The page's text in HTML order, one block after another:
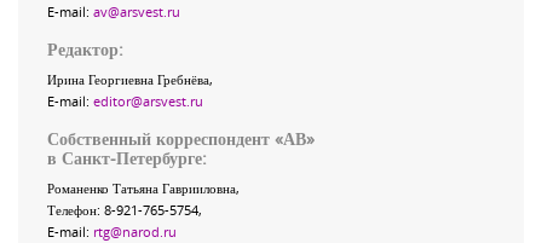
E-mail: av@arsvest.ru
Редактор:
Ирина Георгиевна Гребнёва,
E-mail: editor@arsvest.ru
Собственный корреспондент «АВ»
в Санкт-Петербурге:
Романенко Татьяна Гаврииловна,
Телефон: 8-921-765-5754,
E-mail: rtg@narod.ru